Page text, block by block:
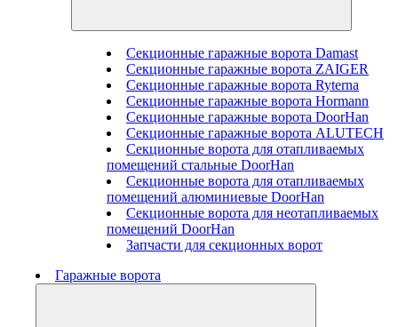
Секционные гаражные ворота Damast
Секционные гаражные ворота ZAIGER
Секционные гаражные ворота Ryterna
Секционные гаражные ворота Hormann
Секционные гаражные ворота DoorHan
Секционные гаражные ворота ALUTECH
Секционные ворота для отапливаемых
помещений стальные DoorHan
Секционные ворота для отапливаемых
помещений алюминиевые DoorHan
Секционные ворота для неотапливаемых
помещений DoorHan
Запчасти для секционных ворот
Гаражные ворота